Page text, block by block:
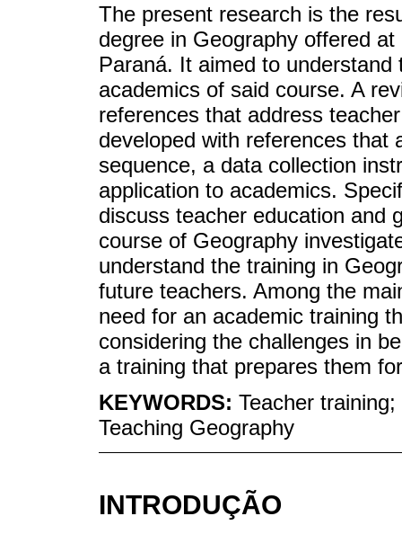
The present research is the
degree in Geography offered
Paraná. It aimed to
academics of said course. A
references that address
developed with references that
sequence, a data collection
application to academics.
discuss teacher education and
course of Geography
understand the training in
future teachers. Among the
need for an academic training
considering the challenges in
a training that prepares them
KEYWORDS: Teacher
Teaching Geography
INTRODUÇÃO